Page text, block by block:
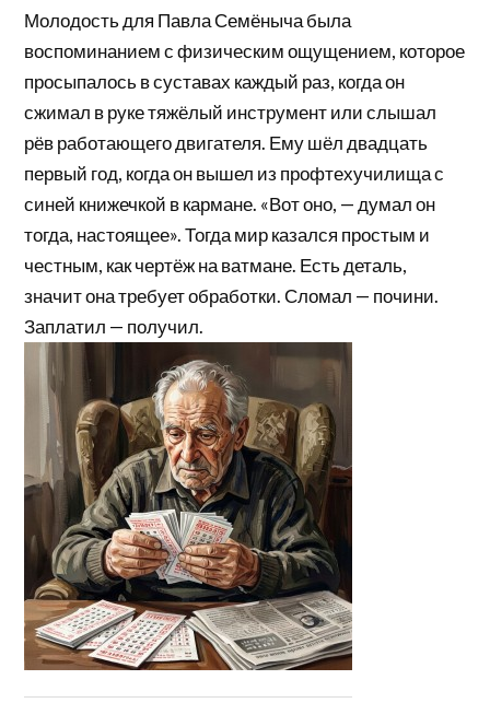
Молодость для Павла Семёныча была
воспоминанием с физическим ощущением, которое
просыпалось в суставах каждый раз, когда он
сжимал в руке тяжёлый инструмент или слышал
рёв работающего двигателя. Ему шёл двадцать
первый год, когда он вышел из профтехучилища с
синей книжечкой в кармане. «Вот оно, — думал он
тогда, настоящее». Тогда мир казался простым и
честным, как чертёж на ватмане. Есть деталь,
значит она требует обработки. Сломал — почини.
Заплатил — получил.